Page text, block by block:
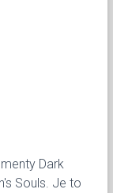
Dark
Souls. Je to